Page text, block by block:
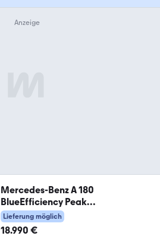
Mercedes-Benz A 180
BlueEfficiency Peak
Garantie*Amg Line*KeyL
Lieferung möglich
18.990 €